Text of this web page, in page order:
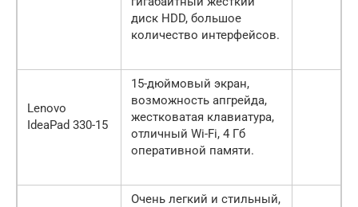
диск HDD, большое
количество интерфейсов.
Lenovo
IdeaPad 330-15
15-дюймовый экран,
возможность апгрейда,
жестковатая клавиатура,
отличный Wi-Fi, 4 Гб
оперативной памяти.
Очень легкий и стильный,